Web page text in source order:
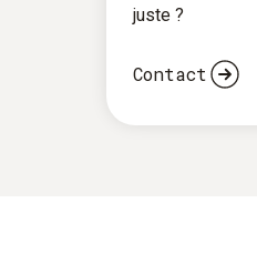
juste ?
Contact